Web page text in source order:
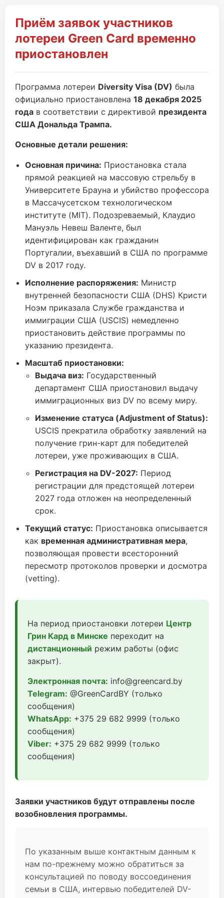
Приём заявок участников
лотереи Green Card временно
приостановлен
Программа лотереи Diversity Visa (DV) была
официально приостановлена 18 декабря 2025
года в соответствии с директивой президента
США Дональда Трампа.
Основные детали решения:
Основная причина: Приостановка стала
прямой реакцией на массовую стрельбу в
Университете Брауна и убийство профессора
в Массачусетском технологическом
институте (MIT). Подозреваемый, Клаудио
Мануэль Невеш Валенте, был
идентифицирован как гражданин
Португалии, въехавший в США по программе
DV в 2017 году.
Исполнение распоряжения: Министр
внутренней безопасности США (DHS) Кристи
Ноэм приказала Службе гражданства и
иммиграции США (USCIS) немедленно
приостановить действие программы по
указанию президента.
Масштаб приостановки:
Выдача виз: Государственный
департамент США приостановил выдачу
иммиграционных виз DV по всему миру.
Изменение статуса (Adjustment of Status):
USCIS прекратила обработку заявлений на
получение грин-карт для победителей
лотереи, уже проживающих в США.
Регистрация на DV-2027: Период
регистрации для предстоящей лотереи
2027 года отложен на неопределенный
срок.
Текущий статус: Приостановка описывается
как временная административная мера,
позволяющая провести всесторонний
пересмотр протоколов проверки и досмотра
(vetting).
На период приостановки лотереи Центр
Грин Кард в Минске переходит на
дистанционный режим работы (офис
закрыт).
Электронная почта: info@greencard.by
Telegram: @GreenCardBY (только
сообщения)
WhatsApp: +375 29 682 9999 (только
сообщения)
Viber: +375 29 682 9999 (только
сообщения)
Заявки участников будут отправлены после
возобновления программы.
По указанным выше контактным данным к
нам по-прежнему можно обратиться за
консультацией по поводу воссоединения
семьи в США, интервью победителей DV-